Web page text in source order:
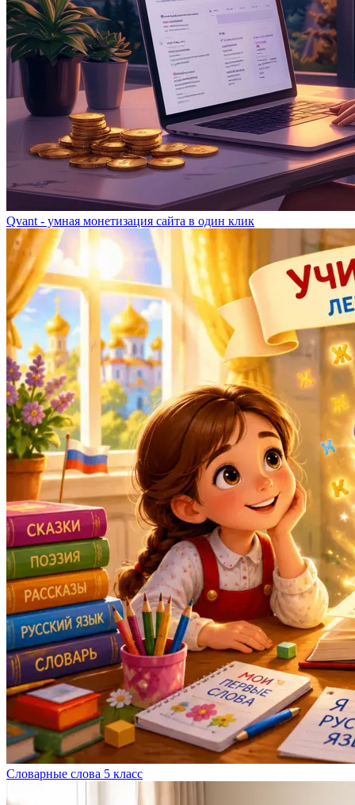
Qvant - умная монетизация сайта в один клик
Словарные слова 5 класс